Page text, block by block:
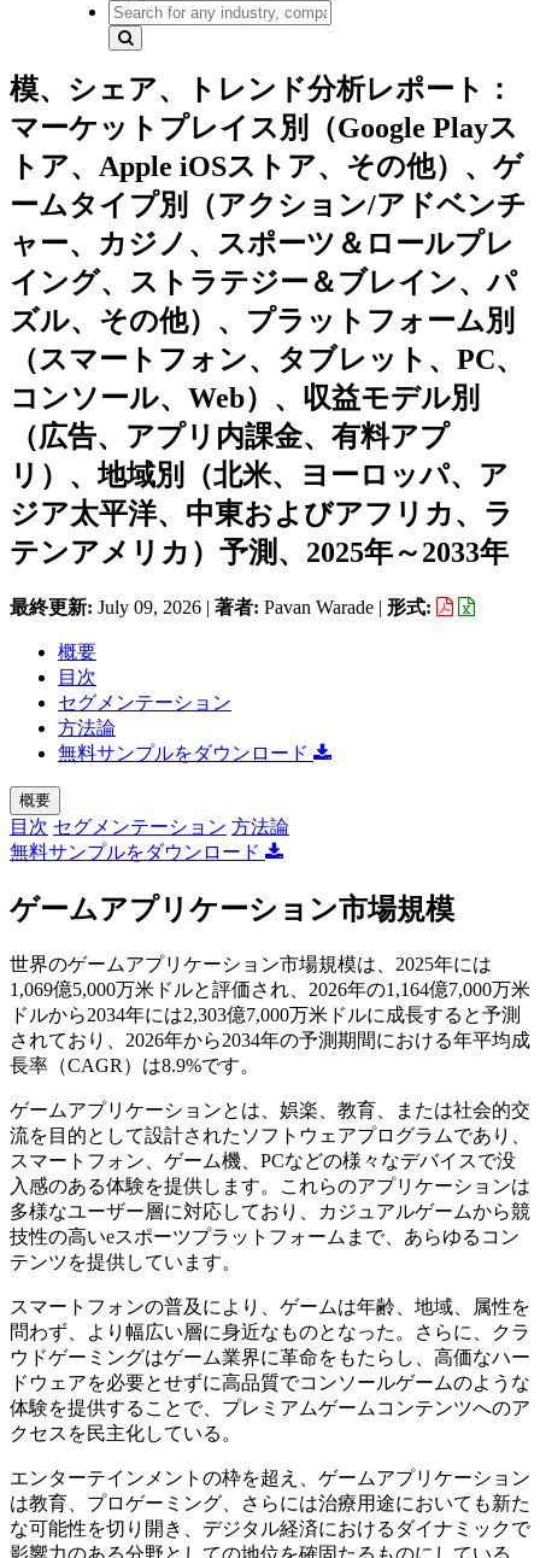
模、シェア、トレンド分析レポート：
マーケットプレイス別（Google Playス
トア、Apple iOSストア、その他）、ゲ
ームタイプ別（アクション/アドベンチ
ャー、カジノ、スポーツ＆ロールプレ
イング、ストラテジー＆ブレイン、パ
ズル、その他）、プラットフォーム別
（スマートフォン、タブレット、PC、
コンソール、Web）、収益モデル別
（広告、アプリ内課金、有料アプ
リ）、地域別（北米、ヨーロッパ、ア
ジア太平洋、中東およびアフリカ、ラ
テンアメリカ）予測、2025年～2033年
最終更新: July 09, 2026 | 著者: Pavan Warade | 形式:
概要
目次
セグメンテーション
方法論
無料サンプルをダウンロード
概要
目次 セグメンテーション 方法論
無料サンプルをダウンロード
ゲームアプリケーション市場規模
世界のゲームアプリケーション市場規模は、2025年には
1,069億5,000万米ドルと評価され、2026年の1,164億7,000万米
ドルから2034年には2,303億7,000万米ドルに成長すると予測
されており、2026年から2034年の予測期間における年平均成
長率（CAGR）は8.9%です。
ゲームアプリケーションとは、娯楽、教育、または社会的交
流を目的として設計されたソフトウェアプログラムであり、
スマートフォン、ゲーム機、PCなどの様々なデバイスで没
入感のある体験を提供します。これらのアプリケーションは
多様なユーザー層に対応しており、カジュアルゲームから競
技性の高いeスポーツプラットフォームまで、あらゆるコン
テンツを提供しています。
スマートフォンの普及により、ゲームは年齢、地域、属性を
問わず、より幅広い層に身近なものとなった。さらに、クラ
ウドゲーミングはゲーム業界に革命をもたらし、高価なハー
ドウェアを必要とせずに高品質でコンソールゲームのような
体験を提供することで、プレミアムゲームコンテンツへのア
クセスを民主化している。
エンターテインメントの枠を超え、ゲームアプリケーション
は教育、プロゲーミング、さらには治療用途においても新た
な可能性を切り開き、デジタル経済におけるダイナミックで
影響力のある分野としての地位を確固たるものにしている。